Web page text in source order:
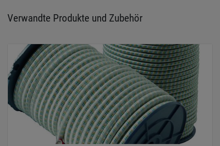
Verwandte Produkte und Zubehör